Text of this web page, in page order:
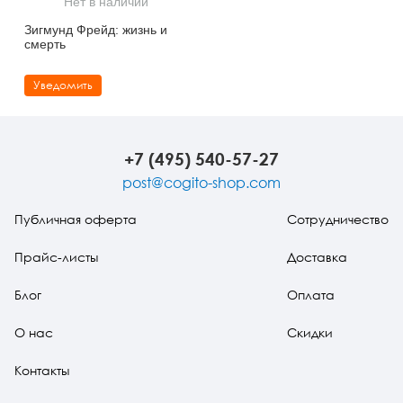
Сказкотерапия
Другие направления психотерапии
Психофизиология
Социальная психология
Учебная литература
Классический и юнгианский психоанализ
Зигмунд Фрейд: жизнь и
смерть
Уведомить
+7 (495) 540-57-27
post@cogito-shop.com
Публичная оферта
Прайс-листы
Блог
О нас
Контакты
Сотрудничество
Доставка
Оплата
Скидки